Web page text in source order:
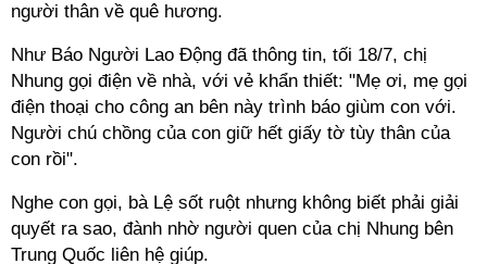
người thân về quê hương.
Như Báo Người Lao Động đã thông tin, tối 18/7, chị
Nhung gọi điện về nhà, với vẻ khẩn thiết: "Mẹ ơi, mẹ gọi
điện thoại cho công an bên này trình báo giùm con với.
Người chú chồng của con giữ hết giấy tờ tùy thân của
con rồi".
Nghe con gọi, bà Lệ sốt ruột nhưng không biết phải giải
quyết ra sao, đành nhờ người quen của chị Nhung bên
Trung Quốc liên hệ giúp.